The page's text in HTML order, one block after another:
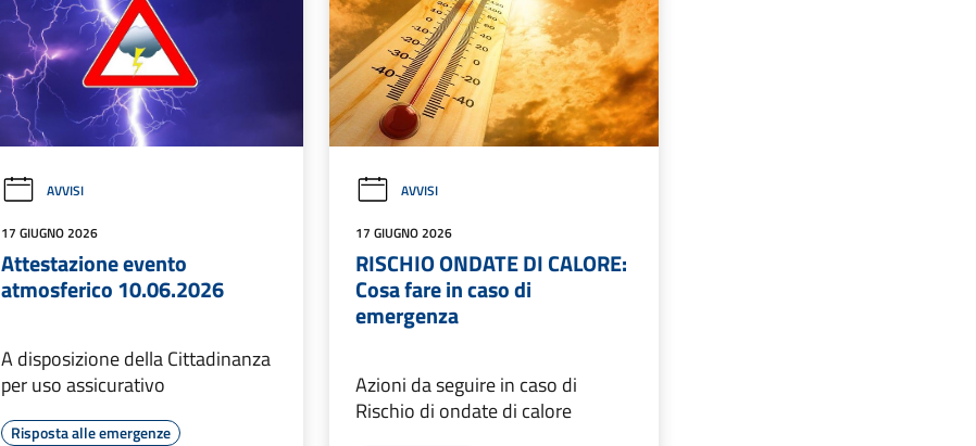
AVVISI
17 GIUGNO 2026
Attestazione evento
atmosferico 10.06.2026
A disposizione della Cittadinanza
per uso assicurativo
Risposta alle emergenze
AVVISI
17 GIUGNO 2026
RISCHIO ONDATE DI CALORE:
Cosa fare in caso di
emergenza
Azioni da seguire in caso di
Rischio di ondate di calore